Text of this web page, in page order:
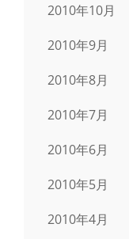
2010年10月
2010年9月
2010年8月
2010年7月
2010年6月
2010年5月
2010年4月